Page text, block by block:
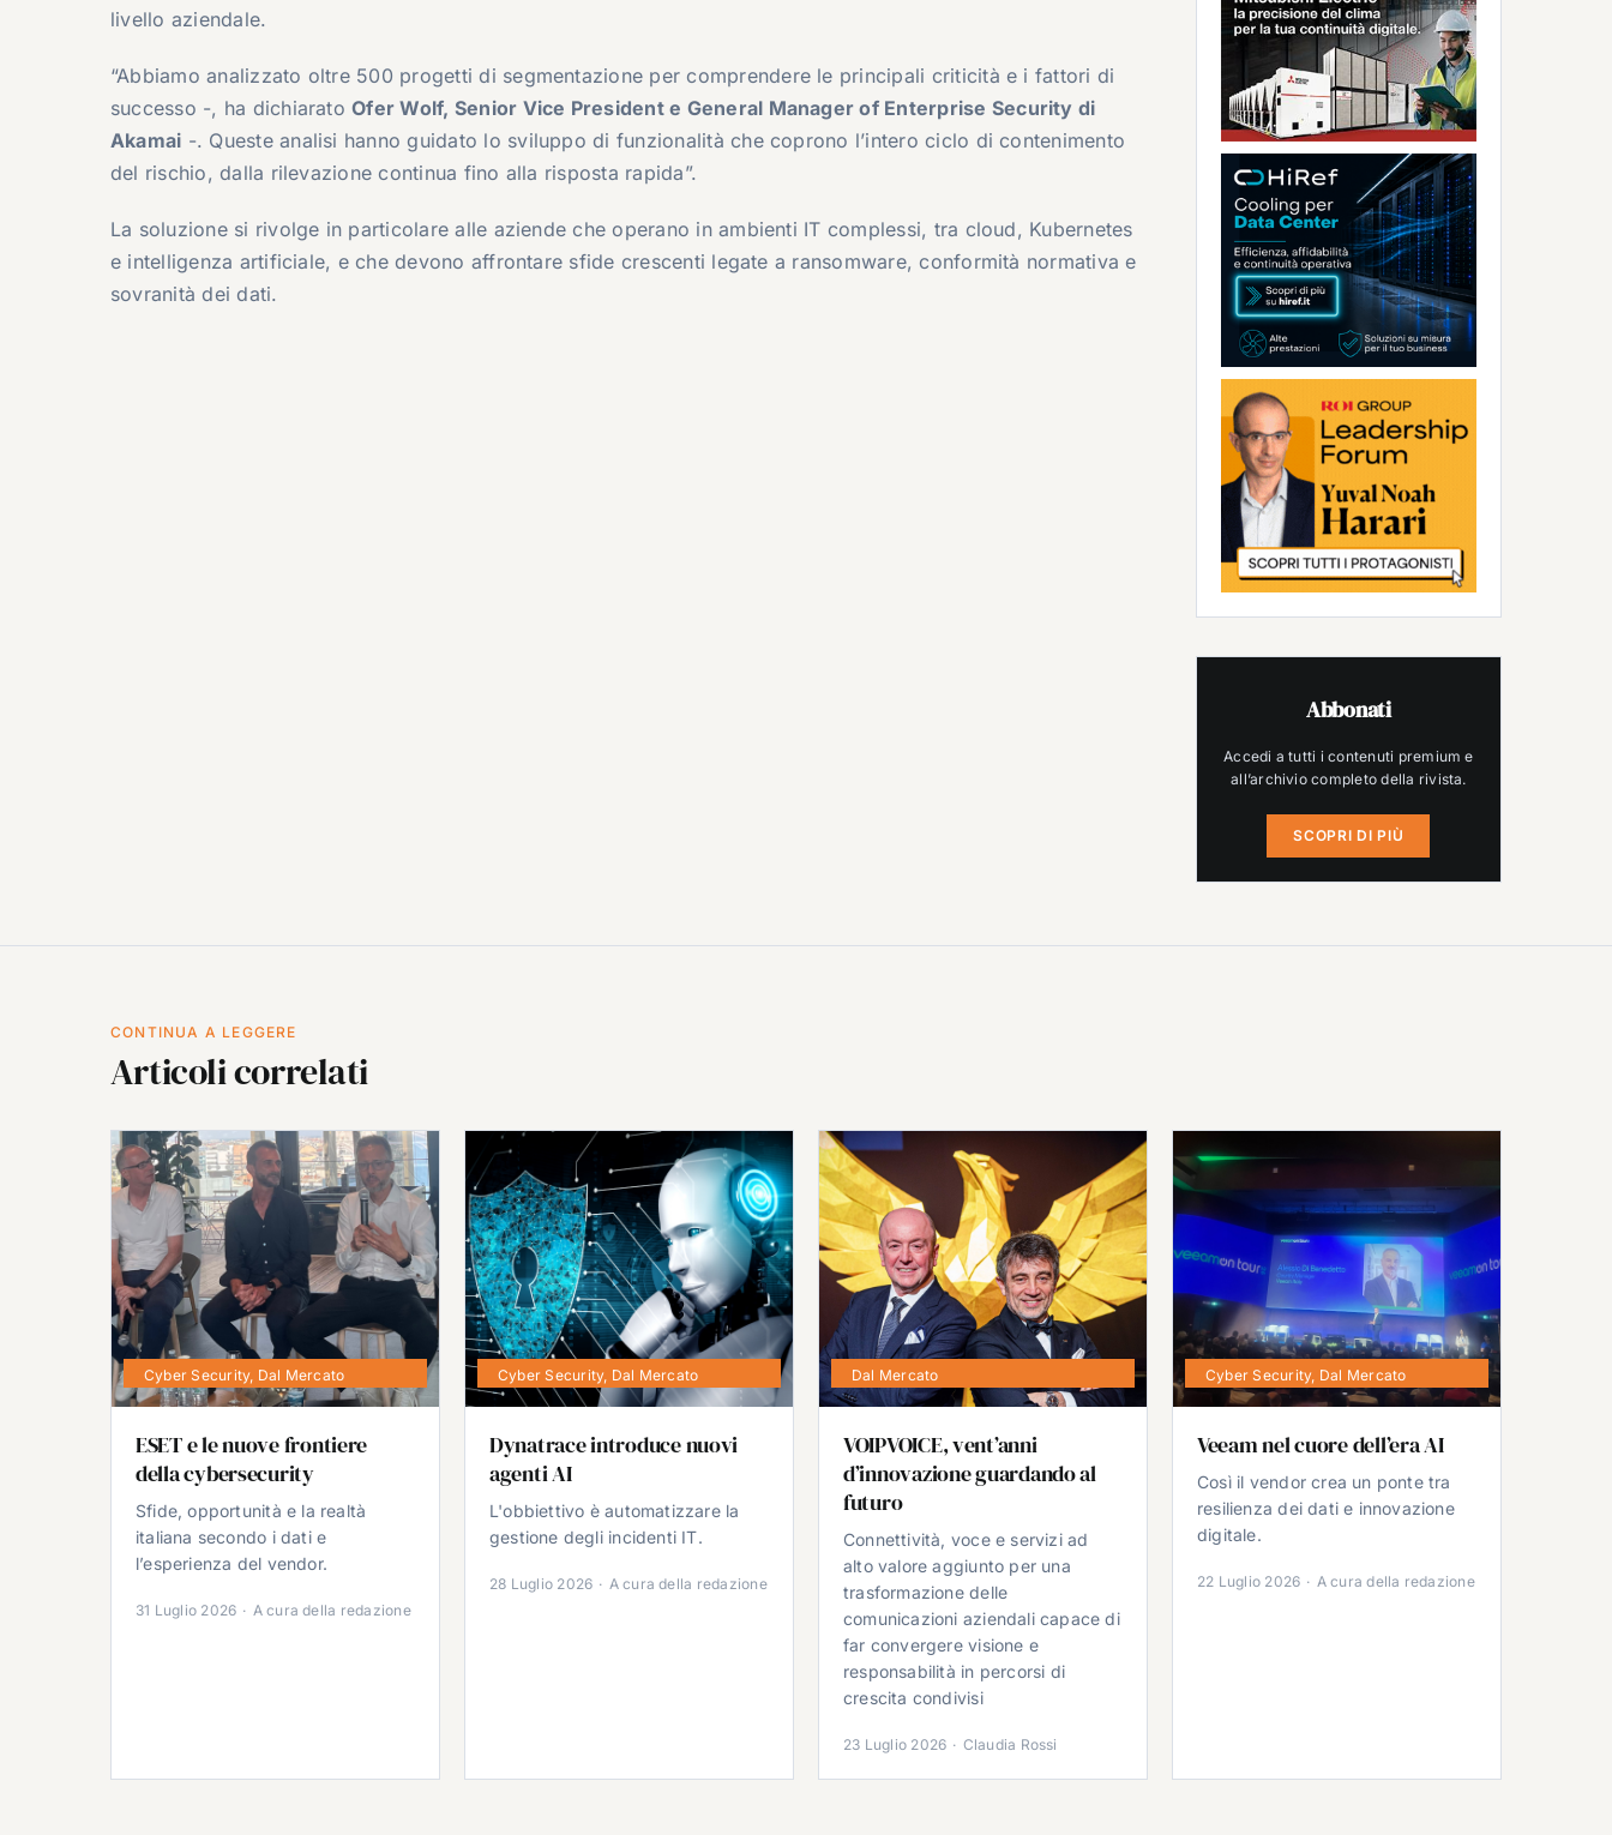
livello aziendale.
“Abbiamo analizzato oltre 500 progetti di segmentazione per comprendere le principali criticità e i fattori di
successo -, ha dichiaratoOfer Wolf, Senior Vice President e General Manager of Enterprise Security di
Akamai -. Queste analisi hanno guidato lo sviluppo di funzionalità che coprono l’intero ciclo di contenimento
del rischio, dalla rilevazione continua fino alla risposta rapida”.
La soluzione si rivolge in particolare alle aziende che operano in ambienti IT complessi, tra cloud, Kubernetes
e intelligenza artificiale, e che devono affrontare sfide crescenti legate a ransomware, conformità normativa e
sovranità dei dati.
Abbonati
Accedi a tutti i contenuti premium e
all’archivio completo della rivista.
SCOPRI DI PIÙ
CONTINUA A LEGGERE
Articoli correlati
Cyber Security, Dal Mercato
ESET e le nuove frontiere
della cybersecurity
Sfide, opportunità e la realtà
italiana secondo i dati e
l’esperienza del vendor.
31 Luglio 2026 · A cura della redazione
Cyber Security, Dal Mercato
Dynatrace introduce nuovi
agenti AI
L'obbiettivo è automatizzare la
gestione degli incidenti IT.
28 Luglio 2026 · A cura della redazione
Dal Mercato
VOIPVOICE, vent’anni
d’innovazione guardando al
futuro
Connettività, voce e servizi ad
alto valore aggiunto per una
trasformazione delle
comunicazioni aziendali capace di
far convergere visione e
responsabilità in percorsi di
crescita condivisi
23 Luglio 2026 · Claudia Rossi
Cyber Security, Dal Mercato
Veeam nel cuore dell’era AI
Così il vendor crea un ponte tra
resilienza dei dati e innovazione
digitale.
22 Luglio 2026 · A cura della redazione